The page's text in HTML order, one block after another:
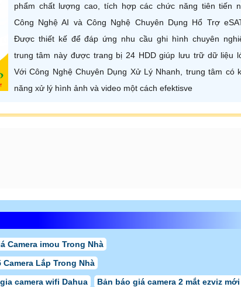
phẩm chất lượng cao, tích hợp các chức năng tiên tiến
Công Nghệ AI và Công Nghệ Chuyên Dụng Hổ Trợ
Được thiết kế để đáp ứng nhu cầu ghi hình chuyên
trung tâm này được trang bị 24 HDD giúp lưu trữ dữ liệu
Với Công Nghệ Chuyên Dụng Xử Lý Nhanh, trung tâm có
năng xử lý hình ảnh và video một cách efektisve
Camera imou Trong Nhà
Camera Lắp Trong Nhà
camera wifi Dahua
Bản báo giá camera 2 mắt ezviz mới